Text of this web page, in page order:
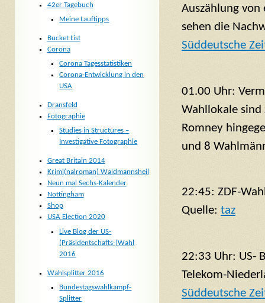
Auszählung
sehen die
Süddeutsche
01.00 Uhr:
Wahllokale sind
Romney
und 8
22:45: ZDF-
Quelle: taz
22:33 Uhr: US-
Telekom-
Süddeutsche
42er Tagebuch
Meine Lauftipps
Bucket List
Corona
Corona Tagesstatistiken
Corona-Entwicklung in den
USA
Dransfeld
Fotographie
Studies in Structures –
Investigative Fotographie
Great Britain 2014
Krimi(nalroman) Waidmannsheil
Neun mal Sechs-Kalender
Nottingham
Shop
USA Election 2020
Live Blog der US-
(Präsidentschafts-)Wahl
2016
Wahlsplitter 2016
Bundestagswahlkampf-
Splitter